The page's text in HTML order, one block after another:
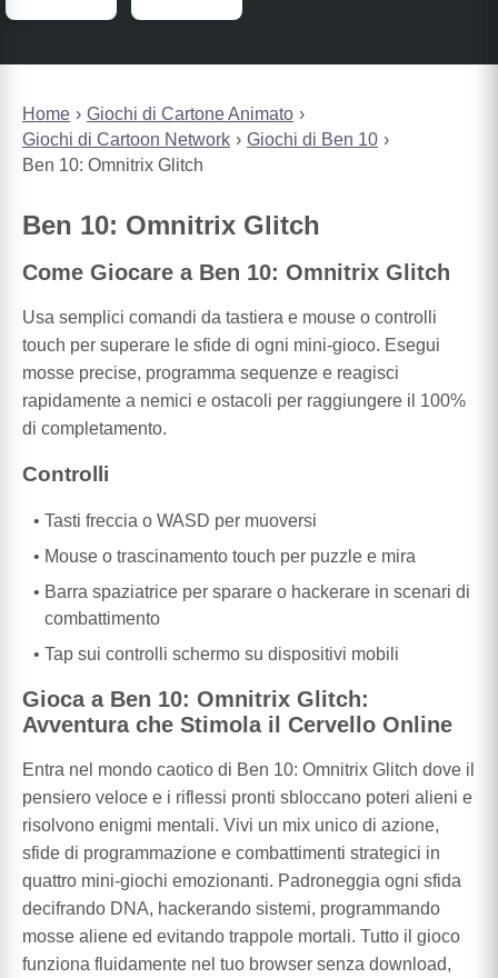
Home
Giochi di Cartone Animato
Giochi di Cartoon Network
Giochi di Ben 10
Ben 10: Omnitrix Glitch
Ben 10: Omnitrix Glitch
Come Giocare a Ben 10: Omnitrix Glitch
Usa semplici comandi da tastiera e mouse o controlli
touch per superare le sfide di ogni mini-gioco. Esegui
mosse precise, programma sequenze e reagisci
rapidamente a nemici e ostacoli per raggiungere il 100%
di completamento.
Controlli
Tasti freccia o WASD per muoversi
Mouse o trascinamento touch per puzzle e mira
Barra spaziatrice per sparare o hackerare in scenari di
combattimento
Tap sui controlli schermo su dispositivi mobili
Gioca a Ben 10: Omnitrix Glitch:
Avventura che Stimola il Cervello Online
Entra nel mondo caotico di Ben 10: Omnitrix Glitch dove il
pensiero veloce e i riflessi pronti sbloccano poteri alieni e
risolvono enigmi mentali. Vivi un mix unico di azione,
sfide di programmazione e combattimenti strategici in
quattro mini-giochi emozionanti. Padroneggia ogni sfida
decifrando DNA, hackerando sistemi, programmando
mosse aliene ed evitando trappole mortali. Tutto il gioco
funziona fluidamente nel tuo browser senza download,